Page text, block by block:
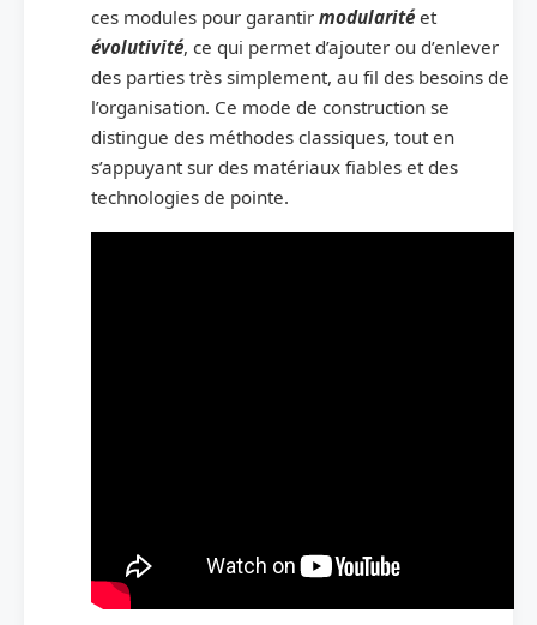
ces modules pour garantir modularité et
évolutivité, ce qui permet d’ajouter ou d’enlever
des parties très simplement, au fil des besoins de
l’organisation. Ce mode de construction se
distingue des méthodes classiques, tout en
s’appuyant sur des matériaux fiables et des
technologies de pointe.